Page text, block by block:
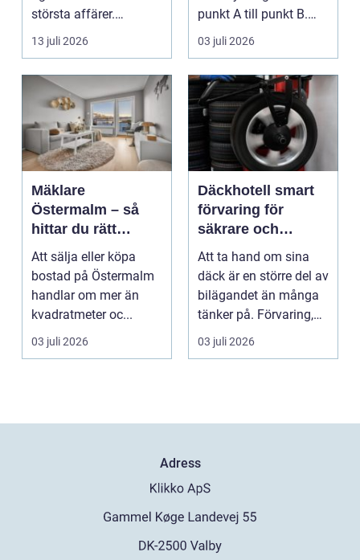
största affärer.
Beslutet rymmer både
13 juli 2026
punkt A till punkt B.
Rätt partner...
03 juli 2026
Mäklare
Östermalm – så
hittar du rätt
kompetens för din
bostadsaffär
Att sälja eller köpa
bostad på Östermalm
handlar om mer än
kvadratmeter oc...
03 juli 2026
Däckhotell smart
förvaring för
säkrare och
enklare bilägande
Att ta hand om sina
däck är en större del av
bilägandet än många
tänker på. Förvaring,
skick, lufttr...
03 juli 2026
Adress